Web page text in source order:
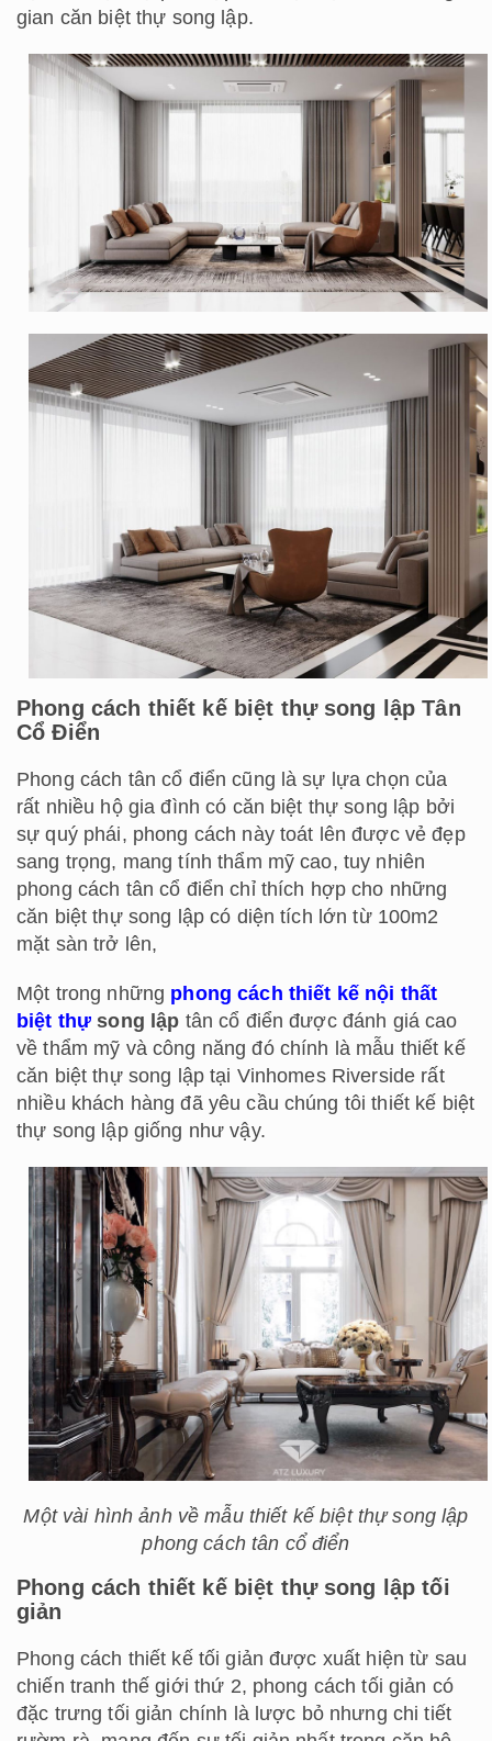
gian căn biệt thự song lập.
Phong cách thiết kế biệt thự song lập Tân
Cổ Điển
Phong cách tân cổ điển cũng là sự lựa chọn của
rất nhiều hộ gia đình có căn biệt thự song lập bởi
sự quý phái, phong cách này toát lên được vẻ đẹp
sang trọng, mang tính thẩm mỹ cao, tuy nhiên
phong cách tân cổ điển chỉ thích hợp cho những
căn biệt thự song lập có diện tích lớn từ 100m2
mặt sàn trở lên,
Một trong những phong cách thiết kế nội thất
biệt thự song lập tân cổ điển được đánh giá cao
về thẩm mỹ và công năng đó chính là mẫu thiết kế
căn biệt thự song lập tại Vinhomes Riverside rất
nhiều khách hàng đã yêu cầu chúng tôi thiết kế biệt
thự song lập giống như vậy.
Một vài hình ảnh về mẫu thiết kế biệt thự song lập
phong cách tân cổ điển
Phong cách thiết kế biệt thự song lập tối
giản
Phong cách thiết kế tối giản được xuất hiện từ sau
chiến tranh thế giới thứ 2, phong cách tối giản có
đặc trưng tối giản chính là lược bỏ nhưng chi tiết